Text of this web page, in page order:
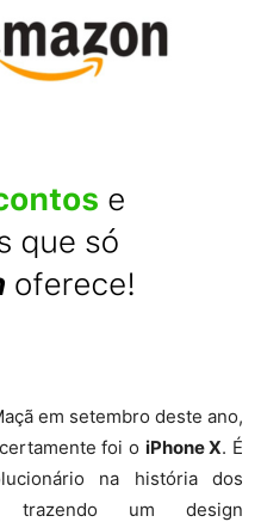
em setembro deste ano,
foi o iPhone X. É
na história dos
um design